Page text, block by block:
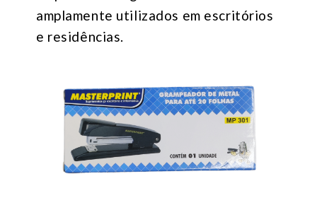
amplamente utilizados em escritórios
e residências.